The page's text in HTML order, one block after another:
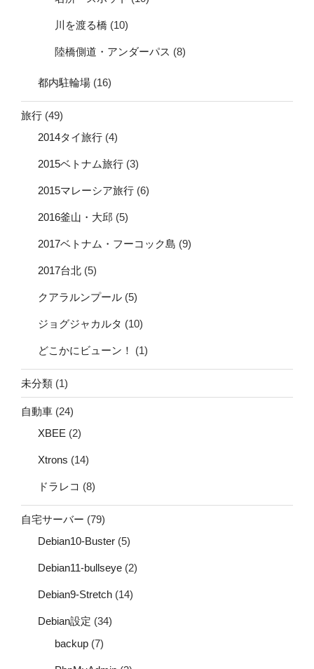
川を渡る橋 (10)
陸橋側道・アンダーパス (8)
都内駐輪場 (16)
旅行 (49)
2014タイ旅行 (4)
2015ベトナム旅行 (3)
2015マレーシア旅行 (6)
2016釜山・大邱 (5)
2017ベトナム・フーコック島 (9)
2017台北 (5)
クアラルンプール (5)
ジョグジャカルタ (10)
どこかにビューン！ (1)
未分類 (1)
自動車 (24)
XBEE (2)
Xtrons (14)
ドラレコ (8)
自宅サーバー (79)
Debian10-Buster (5)
Debian11-bullseye (2)
Debian9-Stretch (14)
Debian設定 (34)
backup (7)